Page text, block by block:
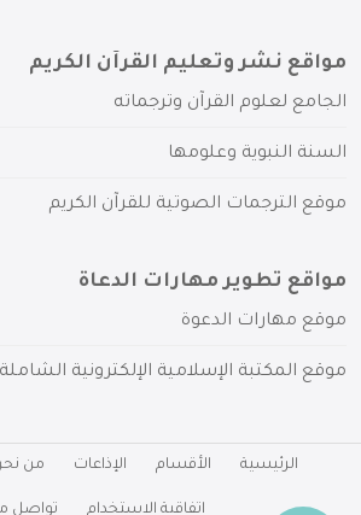
مواقع نشر وتعليم القرآن الكريم
الجامع لعلوم القرآن وترجماته
السنة النبوية وعلومها
موقع الترجمات الصوتية للقرآن الكريم
مواقع تطوير مهارات الدعاة
موقع مهارات الدعوة
موقع المكتبة الإسلامية الإلكترونية الشاملة
الرئيسية الأقسام الإذاعات من
اتفاقية الاستخدام تواصل